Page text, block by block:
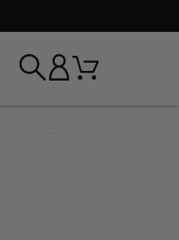
Carrito